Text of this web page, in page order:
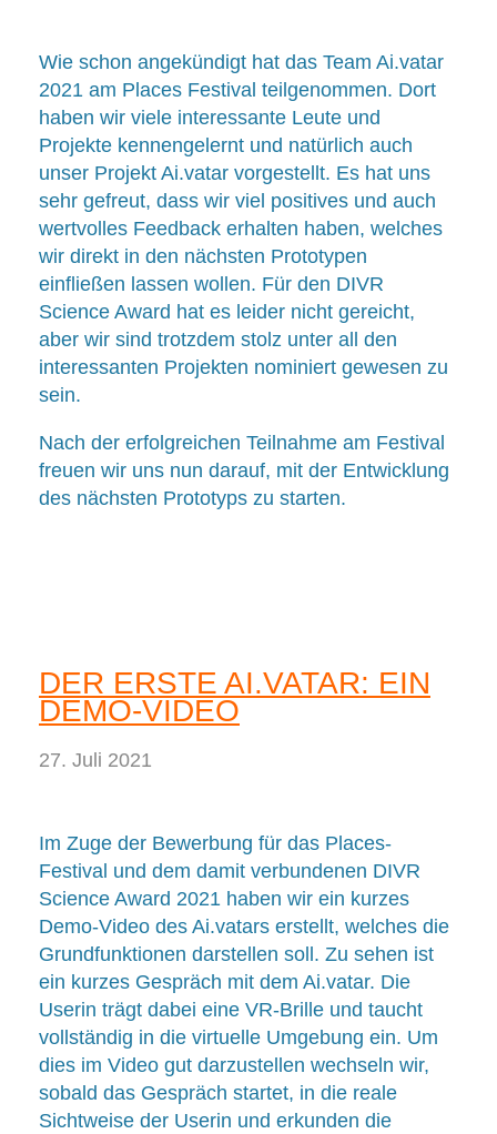
Wie schon angekündigt hat das Team Ai.vatar
2021 am Places Festival teilgenommen. Dort
haben wir viele interessante Leute und
Projekte kennengelernt und natürlich auch
unser Projekt Ai.vatar vorgestellt. Es hat uns
sehr gefreut, dass wir viel positives und auch
wertvolles Feedback erhalten haben, welches
wir direkt in den nächsten Prototypen
einfließen lassen wollen. Für den DIVR
Science Award hat es leider nicht gereicht,
aber wir sind trotzdem stolz unter all den
interessanten Projekten nominiert gewesen zu
sein.
Nach der erfolgreichen Teilnahme am Festival
freuen wir uns nun darauf, mit der Entwicklung
des nächsten Prototyps zu starten.
DER ERSTE AI.VATAR: EIN
DEMO-VIDEO
27. Juli 2021
Im Zuge der Bewerbung für das Places-
Festival und dem damit verbundenen DIVR
Science Award 2021 haben wir ein kurzes
Demo-Video des Ai.vatars erstellt, welches die
Grundfunktionen darstellen soll. Zu sehen ist
ein kurzes Gespräch mit dem Ai.vatar. Die
Userin trägt dabei eine VR-Brille und taucht
vollständig in die virtuelle Umgebung ein. Um
dies im Video gut darzustellen wechseln wir,
sobald das Gespräch startet, in die reale
Sichtweise der Userin und erkunden die